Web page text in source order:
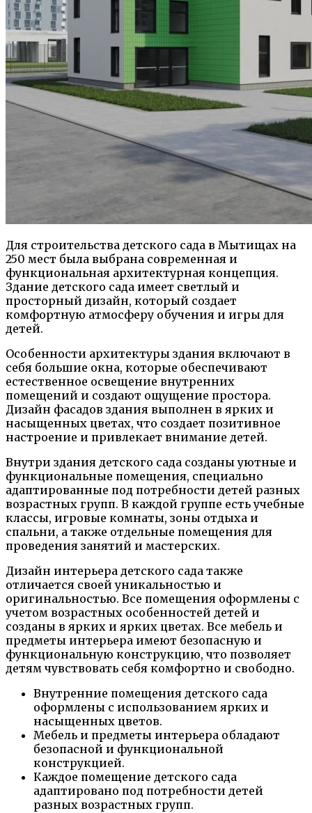
Для строительства детского сада в Мытищах на
250 мест была выбрана современная и
функциональная архитектурная концепция.
Здание детского сада имеет светлый и
просторный дизайн, который создает
комфортную атмосферу обучения и игры для
детей.
Особенности архитектуры здания включают в
себя большие окна, которые обеспечивают
естественное освещение внутренних
помещений и создают ощущение простора.
Дизайн фасадов здания выполнен в ярких и
насыщенных цветах, что создает позитивное
настроение и привлекает внимание детей.
Внутри здания детского сада созданы уютные и
функциональные помещения, специально
адаптированные под потребности детей разных
возрастных групп. В каждой группе есть учебные
классы, игровые комнаты, зоны отдыха и
спальни, а также отдельные помещения для
проведения занятий и мастерских.
Дизайн интерьера детского сада также
отличается своей уникальностью и
оригинальностью. Все помещения оформлены с
учетом возрастных особенностей детей и
созданы в ярких и ярких цветах. Все мебель и
предметы интерьера имеют безопасную и
функциональную конструкцию, что позволяет
детям чувствовать себя комфортно и свободно.
Внутренние помещения детского сада
оформлены с использованием ярких и
насыщенных цветов.
Мебель и предметы интерьера обладают
безопасной и функциональной
конструкцией.
Каждое помещение детского сада
адаптировано под потребности детей
разных возрастных групп.